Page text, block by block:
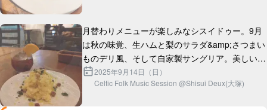
月替わりメニューが楽しみなシスイドゥー。9月
は秋の味覚、生ハムと梨のサラダ&amp;さつまい
ものデリ風、そして自家製サングリア。美しいう
えに美味しい。
2025年9月14日（日）
Celtic Folk Music Session @Shisui Deux(大塚)